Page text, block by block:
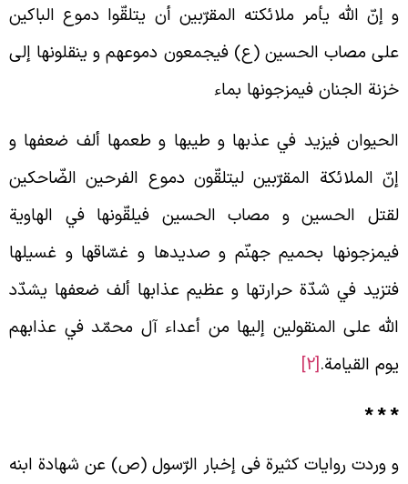
إنّ الله يأمر ملائكته المقرّبين أن يتلقّوا دموع الباكين
مصاب الحسين (ع) فيجمعون دموعهم و ينقلونها إلى
الجنان فيمزجونها بماء
فيزيد في عذبها و طيبها و طعمها ألف ضعفها و
الملائكة المقرّبين ليتلقّون دموع الفرحين الضّاحكين
الحسين و مصاب الحسين فيلقّونها في الهاوية
بحميم جهنّم و صديدها و غسّاقها و غسيلها
في شدّة حرارتها و عظيم عذابها ألف ضعفها يشدّد
على المنقولين إليها من أعداء آل محمّد في عذابهم
القيامة.[2]
* *
وردت روایات کثیرة فی إخبار الرّسول (ص) عن شهادة ابنه